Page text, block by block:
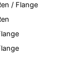
/ Flange